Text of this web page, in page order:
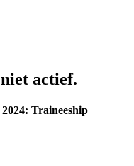
actief.
Traineeship